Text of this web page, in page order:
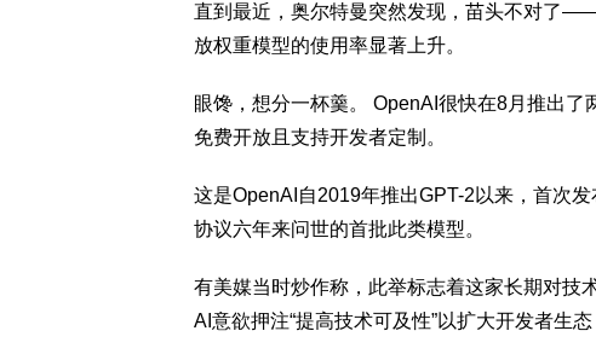
直到最近，奥尔特曼突然发现，苗头不对了
放权重模型的使用率显著上升。
眼馋，想分一杯羹。 OpenAI很快在8月推出了
免费开放且支持开发者定制。
这是OpenAI自2019年推出GPT-2以来，首次
协议六年来问世的首批此类模型。
有美媒当时炒作称，此举标志着这家长期对技
AI意欲押注“提高技术可及性”以扩大开发者生